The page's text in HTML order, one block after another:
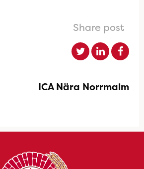
Share post
ICA Nära Norrmalm